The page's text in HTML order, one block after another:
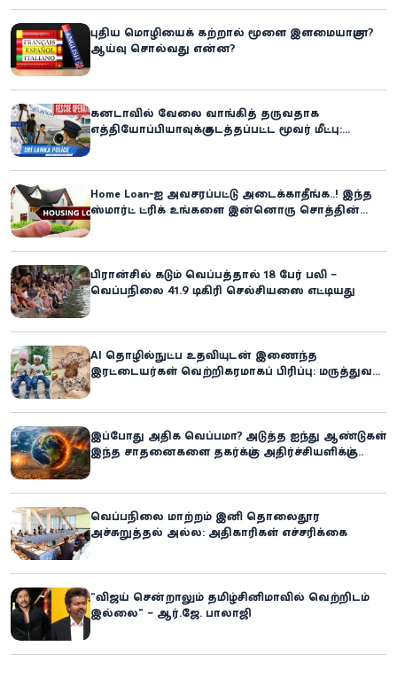
புதிய மொழியைக் கற்றால் மூளை இளமையாகுமா?
ஆய்வு சொல்வது என்ன?
கனடாவில் வேலை வாங்கித் தருவதாக
எத்தியோப்பியாவுக்கு கடத்தப்பட்ட மூவர் மீட்பு:
Home Loan-ஐ அவசரப்பட்டு அடைக்காதீங்க..! இந்த
ஸ்மார்ட் ட்ரிக் உங்களை இன்னொரு சொத்தின்
பிரான்சில் கடும் வெப்பத்தால் 18 பேர் பலி –
வெப்பநிலை 41.9 டிகிரி செல்சியஸை எட்டியது
AI தொழில்நுட்ப உதவியுடன் இணைந்த
இரட்டையர்கள் வெற்றிகரமாகப் பிரிப்பு: மருத்துவ
இப்போது அதிக வெப்பமா? அடுத்த ஐந்து ஆண்டுகள்
இந்த சாதனைகளை தகர்க்கும்: அதிர்ச்சியளிக்கும்
வெப்பநிலை மாற்றம் இனி தொலைதூர
அச்சுறுத்தல் அல்ல: அதிகாரிகள் எச்சரிக்கை
“விஜய் சென்றாலும் தமிழ்சினிமாவில் வெற்றிடம்
இல்லை” – ஆர்.ஜே. பாலாஜி